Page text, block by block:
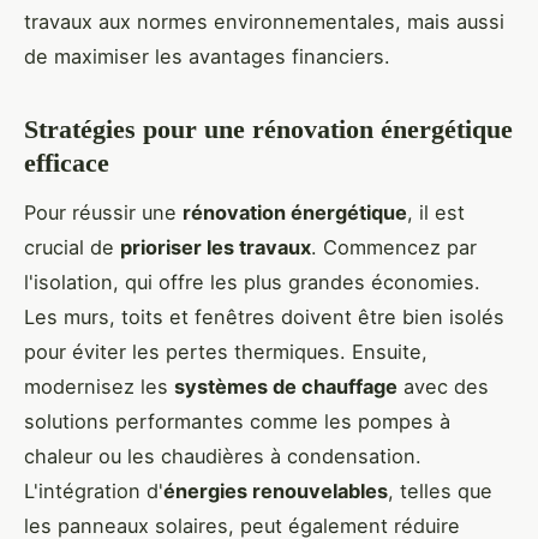
travaux aux normes environnementales, mais aussi
de maximiser les avantages financiers.
Stratégies pour une rénovation énergétique
efficace
Pour réussir une rénovation énergétique, il est
crucial de prioriser les travaux. Commencez par
l'isolation, qui offre les plus grandes économies.
Les murs, toits et fenêtres doivent être bien isolés
pour éviter les pertes thermiques. Ensuite,
modernisez les systèmes de chauffage avec des
solutions performantes comme les pompes à
chaleur ou les chaudières à condensation.
L'intégration d'énergies renouvelables, telles que
les panneaux solaires, peut également réduire